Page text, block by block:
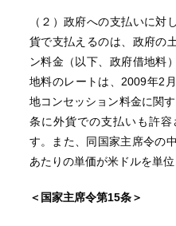
（２）政府への支払いに対
貨で支払えるのは、政府の
ン料金（以下、政府借地料
地料のレートは、2009年2
地コンセッション料金に関
条に外貨での支払いも許
す。また、同国家主席令の
あたりの単価が米ドルを単
＜国家主席令第15条＞